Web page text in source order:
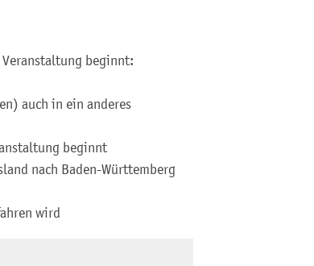
Veranstaltung beginnt:
auch in ein anderes
beginnt
nach Baden-Württemberg
wird